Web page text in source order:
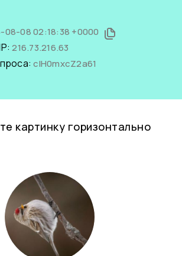
08-08 02:18:38 +0000
216.73.216.63
cIH0mxcZ2a61
картинку горизонтально